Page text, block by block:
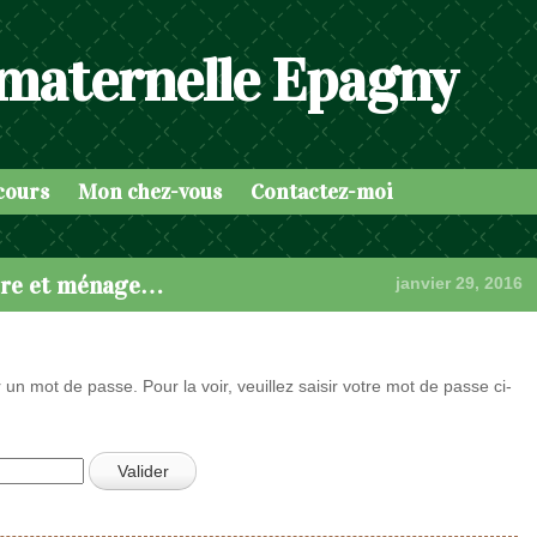
Epagny
Mon chez-vous Contactez-moi
et ménage… janvier 29, 2016
mot de passe. Pour la voir, veuillez saisir votre mot de passe ci-